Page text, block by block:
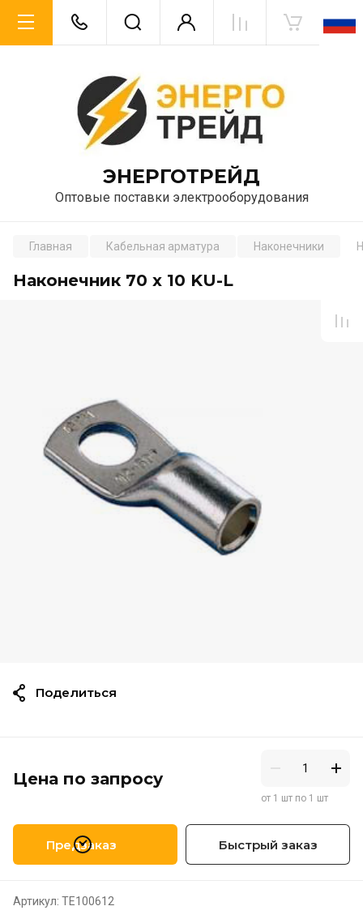
ЭНЕРГОТРЕЙД
Оптовые поставки электрооборудования
Главная Кабельная арматура Наконечники
Наконечник 70 x 10 KU-L
Цена по запросу
от 1 шт по 1 шт
Предзаказ Быстрый заказ
Артикул: TE100612
Поделиться